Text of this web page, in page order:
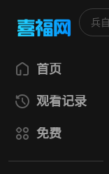
首页
观看记录
免费